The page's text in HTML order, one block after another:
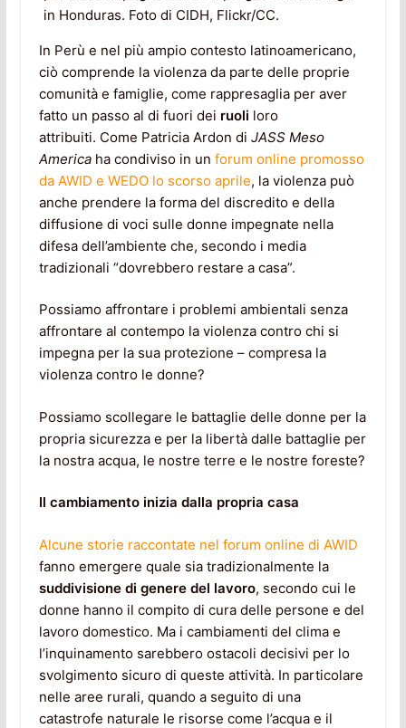
in Honduras. Foto di CIDH, Flickr/CC.
In Perù e nel più ampio contesto latinoamericano,
ciò comprende la violenza da parte delle proprie
comunità e famiglie, come rappresaglia per aver
fatto un passo al di fuori dei ruoli loro
attribuiti. Come Patricia Ardon di JASS Meso
Americaha condiviso in un forum online promosso
da AWID e WEDO lo scorso aprile, la violenza può
anche prendere la forma del discredito e della
diffusione di voci sulle donne impegnate nella
difesa dell’ambiente che, secondo i media
tradizionali “dovrebbero restare a casa”.
Possiamo affrontare i problemi ambientali senza
affrontare al contempo la violenza contro chi si
impegna per la sua protezione – compresa la
violenza contro le donne?
Possiamo scollegare le battaglie delle donne per la
propria sicurezza e per la libertà dalle battaglie per
la nostra acqua, le nostre terre e le nostre foreste?
Il cambiamento inizia dalla propria casa
Alcune storie raccontate nel forum online di AWID
fanno emergere quale sia tradizionalmente la
suddivisione di genere del lavoro, secondo cui le
donne hanno il compito di cura delle persone e del
lavoro domestico. Ma i cambiamenti del clima e
l’inquinamento sarebbero ostacoli decisivi per lo
svolgimento sicuro di queste attività. In particolare
nelle aree rurali, quando a seguito di una
catastrofe naturale le risorse come l’acqua e il